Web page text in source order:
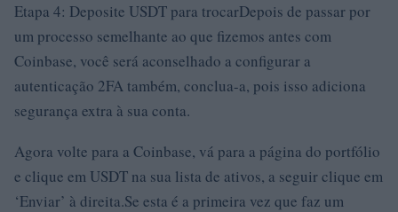
Etapa 4: Deposite USDT para trocarDepois de passar por
um processo semelhante ao que fizemos antes com
Coinbase, você será aconselhado a configurar a
autenticação 2FA também, conclua-a, pois isso adiciona
segurança extra à sua conta.
Agora volte para a Coinbase, vá para a página do portfólio
e clique em USDT na sua lista de ativos, a seguir clique em
‘Enviar’ à direita.Se esta é a primeira vez que faz um